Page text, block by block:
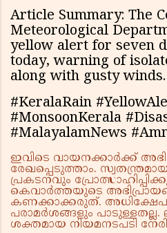
Article Summary: The
Meteorological
yellow alert for seven
today, warning of
along with gusty winds.
#KeralaRain
#MonsoonKerala
#MalayalamNews
ഇവിടെ വായനക്കാർക്ക്
രേഖപ്പെടുത്താം.
പ്രകടനവും
കെവാർത്തയുടെ
കണക്കാക്കരുത്.
പരാമർശങ്ങളും
ശക്തമായ നിയമനടപടി